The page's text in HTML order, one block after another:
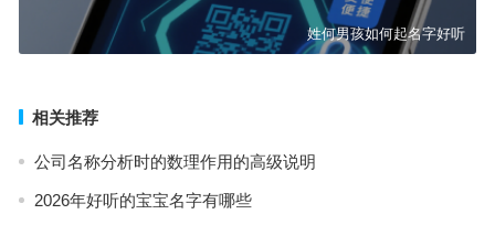
姓何男孩如何起名字好听
相关推荐
公司名称分析时的数理作用的高级说明
2026年好听的宝宝名字有哪些